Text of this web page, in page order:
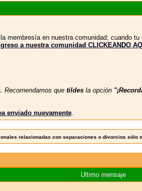
membresía en nuestra comunidad; cuando
a nuestra comunidad CLICKEANDO
Recomendamos que tildes la opción
enviado nuevamente.
relacionadas con separaciones o divorcios sólo
Ultimo mensaje